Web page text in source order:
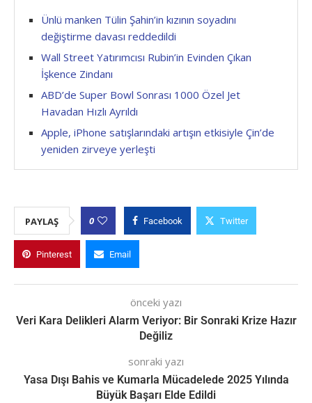
Ünlü manken Tülin Şahin’in kızının soyadını
değiştirme davası reddedildi
Wall Street Yatırımcısı Rubin’in Evinden Çıkan
İşkence Zindanı
ABD’de Super Bowl Sonrası 1000 Özel Jet
Havadan Hızlı Ayrıldı
Apple, iPhone satışlarındaki artışın etkisiyle Çin’de
yeniden zirveye yerleşti
PAYLAŞ 0 Facebook Twitter
Pinterest Email
önceki yazı
Veri Kara Delikleri Alarm Veriyor: Bir Sonraki Krize Hazır
Değiliz
sonraki yazı
Yasa Dışı Bahis ve Kumarla Mücadelede 2025 Yılında
Büyük Başarı Elde Edildi